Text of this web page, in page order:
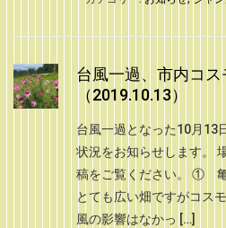
台風一過、市内コ
（2019.10.13）
台風一過となった10月13
状況をお知らせします。
稿をご覧ください。 ①
とても広い畑ですがコス
風の影響はなかっ […]